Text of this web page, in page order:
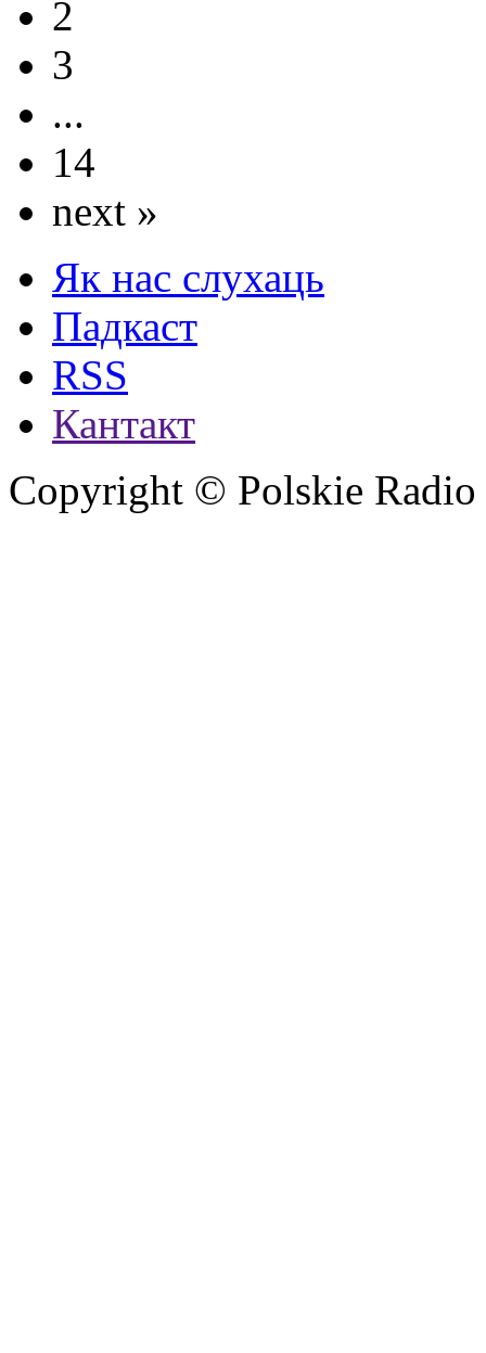
2
3
...
14
next »
Як нас слухаць
Падкаст
RSS
Кантакт
Copyright © Polskie